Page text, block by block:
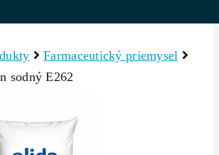
Farmaceutický priemysel
sodný E262